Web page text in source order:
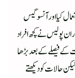
کیا اور آنسو گیس
پولیس نے کچھ افراد
کے فیصلے کے بعد بڑھا
حالات کو دیکھتے